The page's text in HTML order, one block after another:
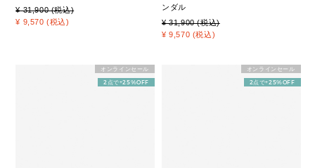
¥ 31,900 (税込)
¥ 9,570 (税込)
ンダル
¥ 31,900 (税込)
¥ 9,570 (税込)
オンラインセール
2点で+25%OFF
オンラインセール
2点で+25%OFF